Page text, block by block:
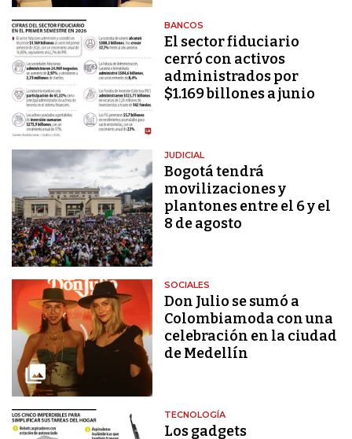
BANCOS
El sector fiduciario
cerró con activos
administrados por
$1.169 billones a junio
JUDICIAL
Bogotá tendrá
movilizaciones y
plantones entre el 6 y el
8 de agosto
SOCIALES
Don Julio se sumó a
Colombiamoda con una
celebración en la ciudad
de Medellín
TECNOLOGÍA
Los gadgets